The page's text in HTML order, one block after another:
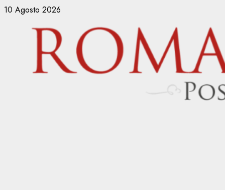
Vai
contenuto
10 Agosto 2026